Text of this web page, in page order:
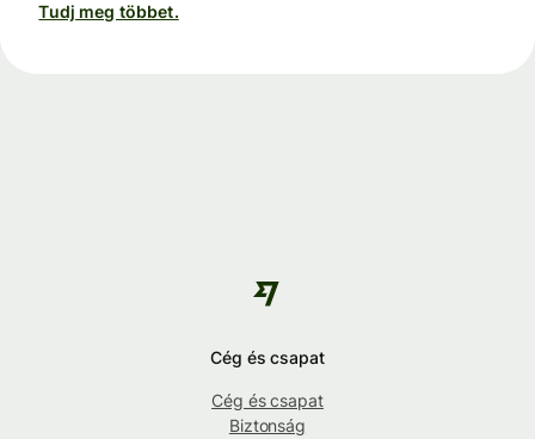
Tudj meg többet.
Cég és csapat
Cég és csapat
Biztonság